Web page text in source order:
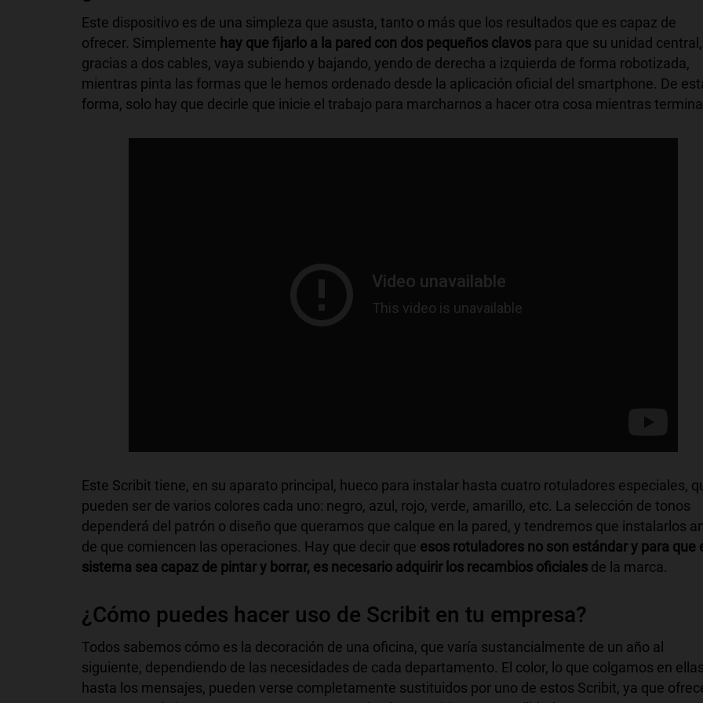
Este dispositivo es de una simpleza que asusta, tanto o más que los resultados que es capaz de
ofrecer. Simplemente hay que fijarlo a la pared con dos pequeños clavos para que su unidad central,
gracias a dos cables, vaya subiendo y bajando, yendo de derecha a izquierda de forma robotizada,
mientras pinta las formas que le hemos ordenado desde la aplicación oficial del smartphone. De
forma, solo hay que decirle que inicie el trabajo para marcharnos a hacer otra cosa mientras
Este Scribit tiene, en su aparato principal, hueco para instalar hasta cuatro rotuladores especiales,
pueden ser de varios colores cada uno: negro, azul, rojo, verde, amarillo, etc. La selección de tonos
dependerá del patrón o diseño que queramos que calque en la pared, y tendremos que instalarlos
de que comiencen las operaciones. Hay que decir que esos rotuladores no son estándar y para que
sistema sea capaz de pintar y borrar, es necesario adquirir los recambios oficialesde la marca.
¿Cómo puedes hacer uso de Scribit en tu empresa?
Todos sabemos cómo es la decoración de una oficina, que varía sustancialmente de un año al
siguiente, dependiendo de las necesidades de cada departamento. El color, lo que colgamos en
hasta los mensajes, pueden verse completamente sustituidos por uno de estos Scribit, ya que